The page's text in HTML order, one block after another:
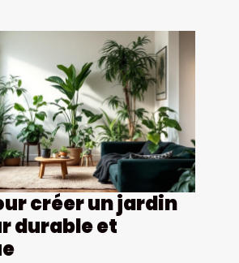
créer un jardin
durable et